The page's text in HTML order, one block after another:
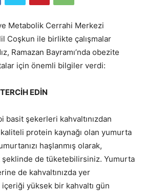
Metabolik Cerrahi Merkezi
Coşkun ile birlikte çalışmalar
Ramazan Bayramı’nda obezite
için önemli bilgiler verdi:
EDİN
basit şekerleri kahvaltınızdan
kaliteli protein kaynağı olan yumurta
haşlanmış olarak,
şeklinde de tüketebilirsiniz. Yumurta
de kahvaltınızda yer
yüksek bir kahvaltı gün